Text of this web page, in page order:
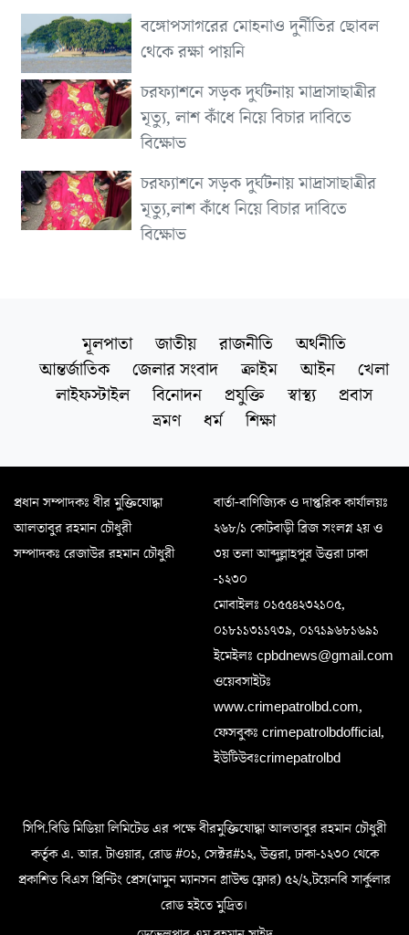
বঙ্গোপসাগরের মোহনাও দুর্নীতির ছোবল
থেকে রক্ষা পায়নি
চরফ্যাশনে সড়ক দুর্ঘটনায় মাদ্রাসাছাত্রীর
মৃত্যু, লাশ কাঁধে নিয়ে বিচার দাবিতে
বিক্ষোভ
চরফ্যাশনে সড়ক দুর্ঘটনায় মাদ্রাসাছাত্রীর
মৃত্যু,লাশ কাঁধে নিয়ে বিচার দাবিতে
বিক্ষোভ
মূলপাতা জাতীয় রাজনীতি
অর্থনীতি
আন্তর্জাতিক
জেলার সংবাদ ক্রাইম আইন
খেলা
লাইফস্টাইল
বিনোদন প্রযুক্তি স্বাস্থ্য
প্রবাস
ভ্রমণ
ধর্ম শিক্ষা
প্রধান সম্পাদকঃ বীর মুক্তিযোদ্ধা
আলতাবুর রহমান চৌধুরী
সম্পাদকঃ রেজাউর রহমান চৌধুরী
বার্তা-বাণিজ্যিক ও দাপ্তরিক কার্যালয়ঃ
২৬৮/১ কোটবাড়ী ব্রিজ সংলগ্ন ২য় ও
৩য় তলা আব্দুল্লাহপুর উত্তরা ঢাকা
-১২৩০
মোবাইলঃ ০১৫৫৪২৩২১০৫,
০১৮১১৩১১৭৩৯, ০১৭১৯৬৮১৬৯১
ইমেইলঃ cpbdnews@gmail.com
ওয়েবসাইটঃ
www.crimepatrolbd.com,
ফেসবুকঃ crimepatrolbdofficial,
ইউটিউবঃcrimepatrolbd
সিপি.বিডি মিডিয়া লিমিটেড এর পক্ষে বীরমুক্তিযোদ্ধা আলতাবুর রহমান চৌধুরী
কর্তৃক এ. আর. টাওয়ার, রোড #০১, সেক্টর#১২, উত্তরা, ঢাকা-১২৩০ থেকে
প্রকাশিত বিএস প্রিন্টিং প্রেস(মামুন ম্যানসন গ্রাউন্ড ফ্লোর) ৫২/২,টয়েনবি সার্কুলার
রোড হইতে মুদ্রিত।